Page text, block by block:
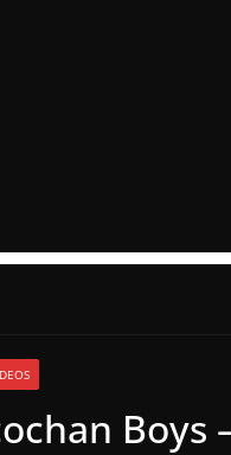
Boys